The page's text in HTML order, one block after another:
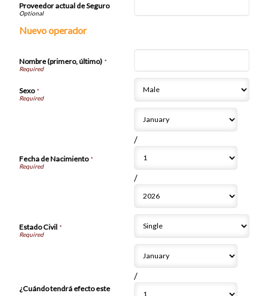
Proveedor actual de Seguro
Nuevo operador
Nombre (primero, último)*
Sexo*
Fecha de Nacimiento*
/
/
Estado Civil *
¿Cuándo tendrá efecto este
/